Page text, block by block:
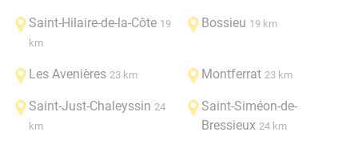
Saint-Hilaire-de-la-Côte 19
km
Bossieu 19 km
Les Avenières 23 km Montferrat 23 km
Saint-Just-Chaleyssin 24
km
Saint-Siméon-de-
Bressieux 24 km